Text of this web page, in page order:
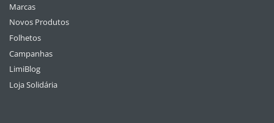
Marcas
Novos Produtos
Folhetos
Campanhas
LimiBlog
Loja Solidária